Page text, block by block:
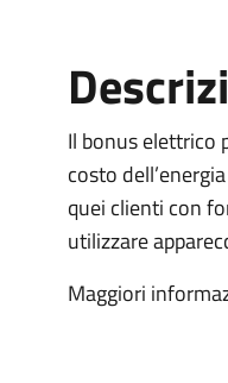
Il bonus elettrico
costo
quei clienti con
utilizzare
Maggiori